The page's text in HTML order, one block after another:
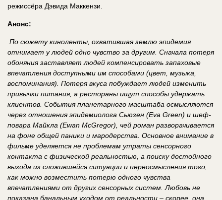
режиссёра Дэвида Маккензи.
Анонс:
По сюжету киноленты, охватившая землю эпидемия
отнимает у людей одно чувство за другим. Сначала потеря
обоняния заставляет людей компенсировать запаховые
впечатления доступными им способами (цвет, музыка,
воспоминания). Потеря вкуса побуждает людей изменить
привычки питания, а рестораны ищут способы удержать
клиентов. События планетарного масштаба осмысляются
через отношения эпидемиолога Сьюзен (Eva Green) и шеф-
повара Майкла (Ewan McGregor), чей роман разворачивается
на фоне общей паники и мародерства. Основное внимание в
фильме уделяется не проблемам утраты сенсорного
контакта с физической реальностью, а поиску достойного
выхода из сложившейся ситуации и переосмысления того,
как можно возместить потерю одного чувства
впечатлениями от других сенсорных систем. Любовь не
показана банальным уходом от реальности – скорее, она